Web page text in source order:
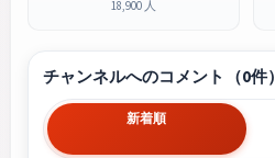
18,900 人
チャンネルへのコメント（0件）
新着順